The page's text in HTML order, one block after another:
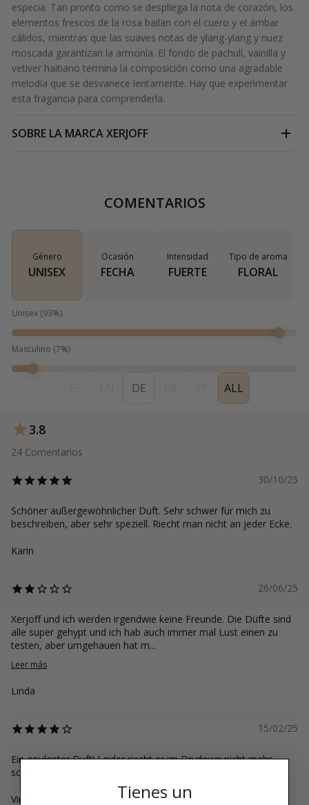
especia. Tan pronto como se despliega la nota de corazón, los
elementos frescos de la rosa bailan con el cuero y el ámbar
cálidos, mientras que las suaves notas de ylang-ylang y nuez
moscada garantizan la armonía. El fondo de pachulí, vainilla y
vetiver haitiano termina la composición como una agradable
melodía que se desvanece lentamente. Hay que experimentar
esta fragancia para comprenderla.
SOBRE LA MARCAXERJOFF
COMENTARIOS
Género
UNISEX
Ocasión
FECHA
Intensidad
FUERTE
Tipo de aroma
FLORAL
Unisex (93%)
Masculino (7%)
DE ALL
3.8
24 Comentarios
30/10/25
Schöner außergewöhnlicher Duft. Sehr schwer für mich zu
beschreiben, aber sehr speziell. Riecht man nicht an jeder Ecke.
Karin
26/06/25
Xerjoff und ich werden irgendwie keine Freunde. Die Düfte sind
alle super gehypt und ich hab auch immer mal Lust einen zu
testen, aber umgehauen hat m...
Leer más
Linda
15/02/25
Ein opulenter Duft! Leider riecht er im Drydown nicht mehr
schön.
Virginia Tienes un